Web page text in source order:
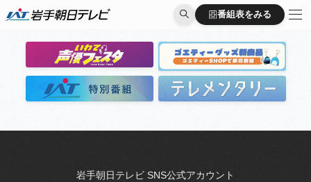
番組表をみる
番組表をみる
岩手朝日テレビ SNS公式アカウント